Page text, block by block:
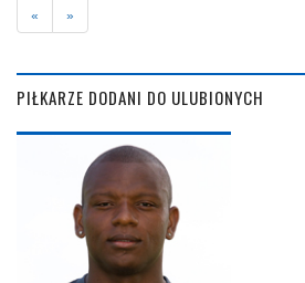
« »
PIŁKARZE DODANI DO ULUBIONYCH